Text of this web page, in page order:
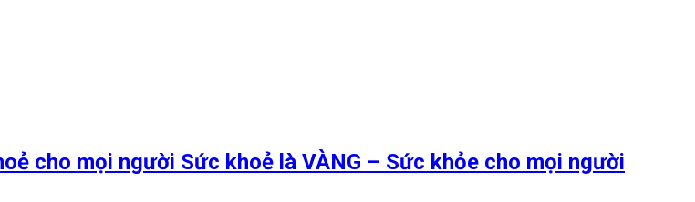
cho mọi người Sức khoẻ là VÀNG – Sức khỏe cho mọi người